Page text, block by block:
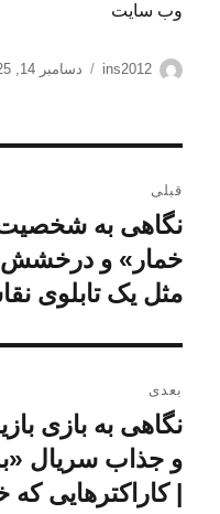
وب‌ سایت
نویسنده
ins2012
ارسال
دسامبر 14, 2025
نوشته
قبلی
نوشته
قبلی:
نگاهی به
خمار» و درخشش
مثل یک تابلوی
بعدی
نوشته
بعدی:
نگاهی به بازی
و جذاب سریال
| کاراکترهایی که